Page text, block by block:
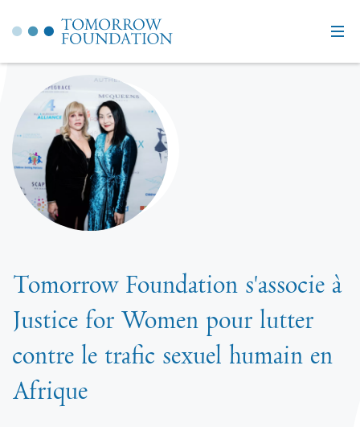
Tomorrow Foundation s'associe à
Justice for Women pour lutter
contre le trafic sexuel humain en
Afrique